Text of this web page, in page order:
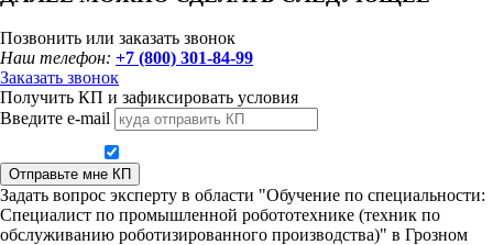
Позвонить или заказать звонок
Наш телефон: +7 (800) 301-84-99
Заказать звонок
Получить КП и зафиксировать условия
Введите e-mail
Отправьте мне КП
Задать вопрос эксперту в области "Обучение по специальности:
Специалист по промышленной робототехнике (техник по
обслуживанию роботизированного производства)" в Грозном